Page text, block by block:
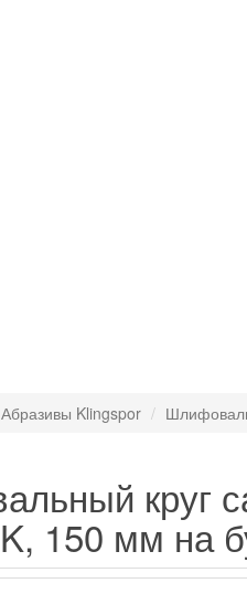
Абразивы Klingspor
круг
150 мм на